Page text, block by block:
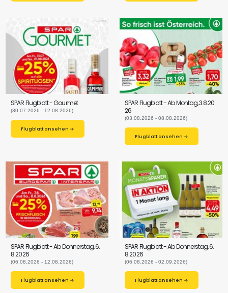
SPAR Flugblatt - Gourmet
(30.07.2026 - 12.08.2026)
Flugblatt ansehen →
SPAR Flugblatt - Ab Montag, 3.8.20
26
(03.08.2026 - 08.08.2026)
Flugblatt ansehen →
SPAR Flugblatt - Ab Donnerstag, 6.
8.2026
(06.08.2026 - 12.08.2026)
Flugblatt ansehen →
SPAR Flugblatt - Ab Donnerstag, 6.
8.2026
(06.08.2026 - 02.09.2026)
Flugblatt ansehen →